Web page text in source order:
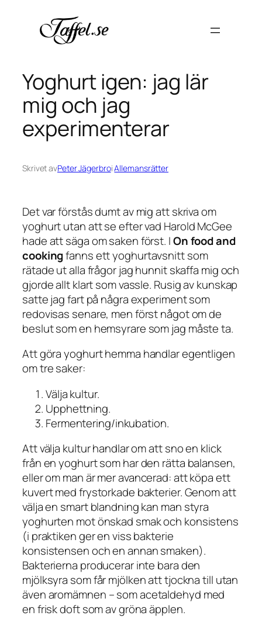
innehåll
Yoghurt igen: jag lär
mig och jag
experimenterar
Skrivet avPeter JägerbroiAllemansrätter
Det var förstås dumt av mig att skriva om
yoghurt utan att se efter vad Harold McGee
hade att säga om saken först. IOn food and
cookingfanns ett yoghurtavsnitt som
rätade ut alla frågor jag hunnit skaffa mig och
gjorde allt klart som vassle. Rusig av kunskap
satte jag fart på några experiment som
redovisas senare, men först något om de
beslut som en hemsyrare som jag måste ta.
Att göra yoghurt hemma handlar egentligen
om tre saker:
Välja kultur.
Upphettning.
Fermentering/inkubation.
Att välja kultur handlar om att sno en klick
från en yoghurt som har den rätta balansen,
eller om man är mer avancerad: att köpa ett
kuvert med frystorkade bakterier. Genom att
välja en smart blandning kan man styra
yoghurten mot önskad smak och konsistens
(i praktiken ger en viss bakterie
konsistensen och en annan smaken).
Bakterierna producerar inte bara den
mjölksyra som får mjölken att tjockna till utan
även aromämnen – som acetaldehyd med
en frisk doft som av gröna äpplen.